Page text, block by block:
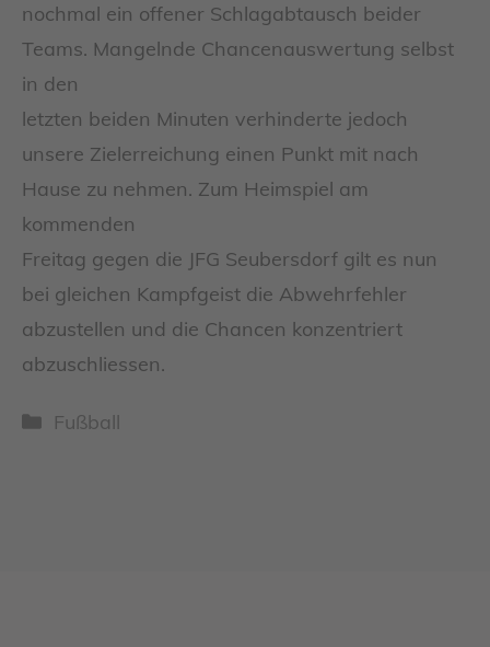
nochmal ein offener Schlagabtausch beider
Teams. Mangelnde Chancenauswertung selbst
in den
letzten beiden Minuten verhinderte jedoch
unsere Zielerreichung einen Punkt mit nach
Hause zu nehmen. Zum Heimspiel am
kommenden
Freitag gegen die JFG Seubersdorf gilt es nun
bei gleichen Kampfgeist die Abwehrfehler
abzustellen und die Chancen konzentriert
abzuschliessen.
Kategorien
Fußball